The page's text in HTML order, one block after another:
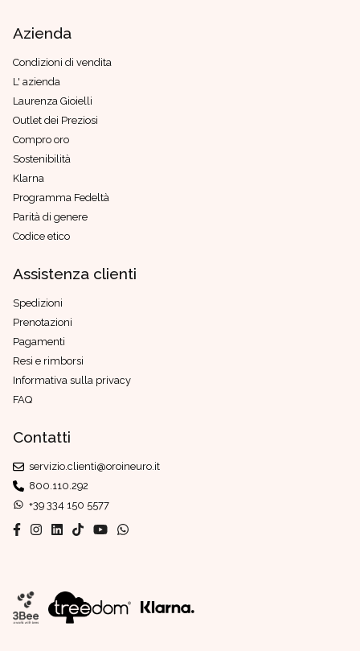
Azienda
Condizioni di vendita
L' azienda
Laurenza Gioielli
Outlet dei Preziosi
Compro oro
Sostenibilità
Klarna
Programma Fedeltà
Parità di genere
Codice etico
Assistenza clienti
Spedizioni
Prenotazioni
Pagamenti
Resi e rimborsi
Informativa sulla privacy
FAQ
Contatti
servizio.clienti@oroineuro.it
800.110.292
+39 334 150 5577